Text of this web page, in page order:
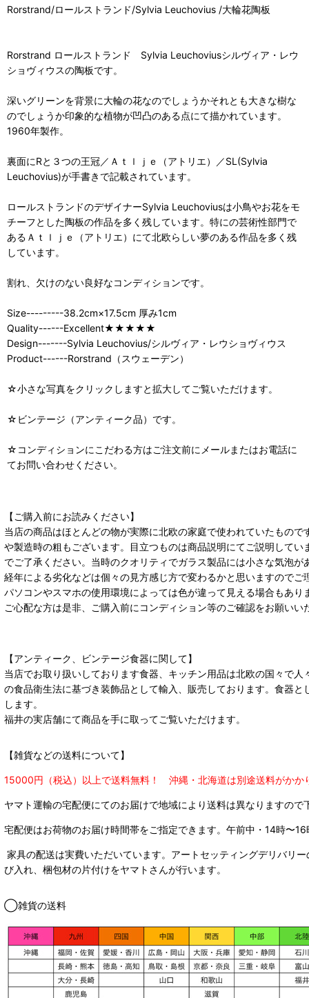
Rorstrand/ロールストランド/Sylvia Leuchovius /大輪花陶板
Rorstrand ロールストランド Sylvia Leuchoviusシルヴィア・レウ
ショヴィウスの陶板です。
深いグリーンを背景に大輪の花なのでしょうかそれとも大きな樹な
のでしょうか印象的な植物が凹凸のある点にて描かれています。
1960年製作。
裏面にRと３つの王冠／Ａｔｌｊｅ（アトリエ）／SL(Sylvia
Leuchovius)が手書きで記載されています。
ロールストランドのデザイナーSylvia Leuchoviusは小鳥やお花をモ
チーフとした陶板の作品を多く残しています。特にの芸術性部門で
あるＡｔｌｊｅ（アトリエ）にて北欧らしい夢のある作品を多く残
しています。
割れ、欠けのない良好なコンディションです。
Size---------38.2cm×17.5cm 厚み1cm
Quality------Excellent★★★★★
Design-------Sylvia Leuchovius/シルヴィア・レウショヴィウス
Product------Rorstrand（スウェーデン）
☆小さな写真をクリックしますと拡大してご覧いただけます。
☆ビンテージ（アンティーク品）です。
☆コンディションにこだわる方はご注文前にメールまたはお電話に
てお問い合わせください。
【ご購入前にお読みください】
当店の商品はほとんどの物が実際に北欧の家庭で使われていたもの
や製造時の粗もございます。目立つものは商品説明にてご説明して
でご了承ください。当時のクオリティでガラス製品には小さな気泡が
経年による劣化などは個々の見方感じ方で変わるかと思いますのでご
パソコンやスマホの使用環境によっては色が違って見える場合もあ
ご心配な方は是非、ご購入前にコンディション等のご確認をお願い
【アンティーク、ビンテージ食器に関して】
当店でお取り扱いしております食器、キッチン用品は北欧の国々で
の食品衛生法に基づき装飾品として輸入、販売しております。食器
します。
福井の実店舗にて商品を手に取ってご覧いただけます。
【雑貨などの送料について】
15000円（税込）以上で送料無料！ 沖縄・北海道は別途送料がかか
ヤマト運輸の宅配便にてのお届けで地域により送料は異なりますので
宅配便はお荷物のお届け時間帯をご指定できます。 午前中・14時〜
家具の配送は実費いただいています。アートセッティングデリバリ
び入れ、梱包材の片付けをヤマトさんが行います。
◯雑貨の送料